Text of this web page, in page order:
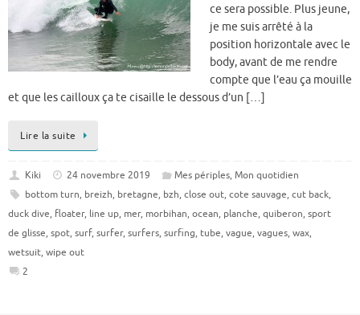
ce sera possible. Plus jeune,
je me suis arrêté à la
position horizontale avec le
body, avant de me rendre
compte que l’eau ça mouille
et que les cailloux ça te cisaille le dessous d’un […]
Lire la suite
Kiki 24 novembre 2019 Mes périples, Mon quotidien
bottom turn, breizh, bretagne, bzh, close out, cote sauvage, cut back,
duck dive, floater, line up, mer, morbihan, ocean, planche, quiberon, sport
de glisse, spot, surf, surfer, surfers, surfing, tube, vague, vagues, wax,
wetsuit, wipe out
2